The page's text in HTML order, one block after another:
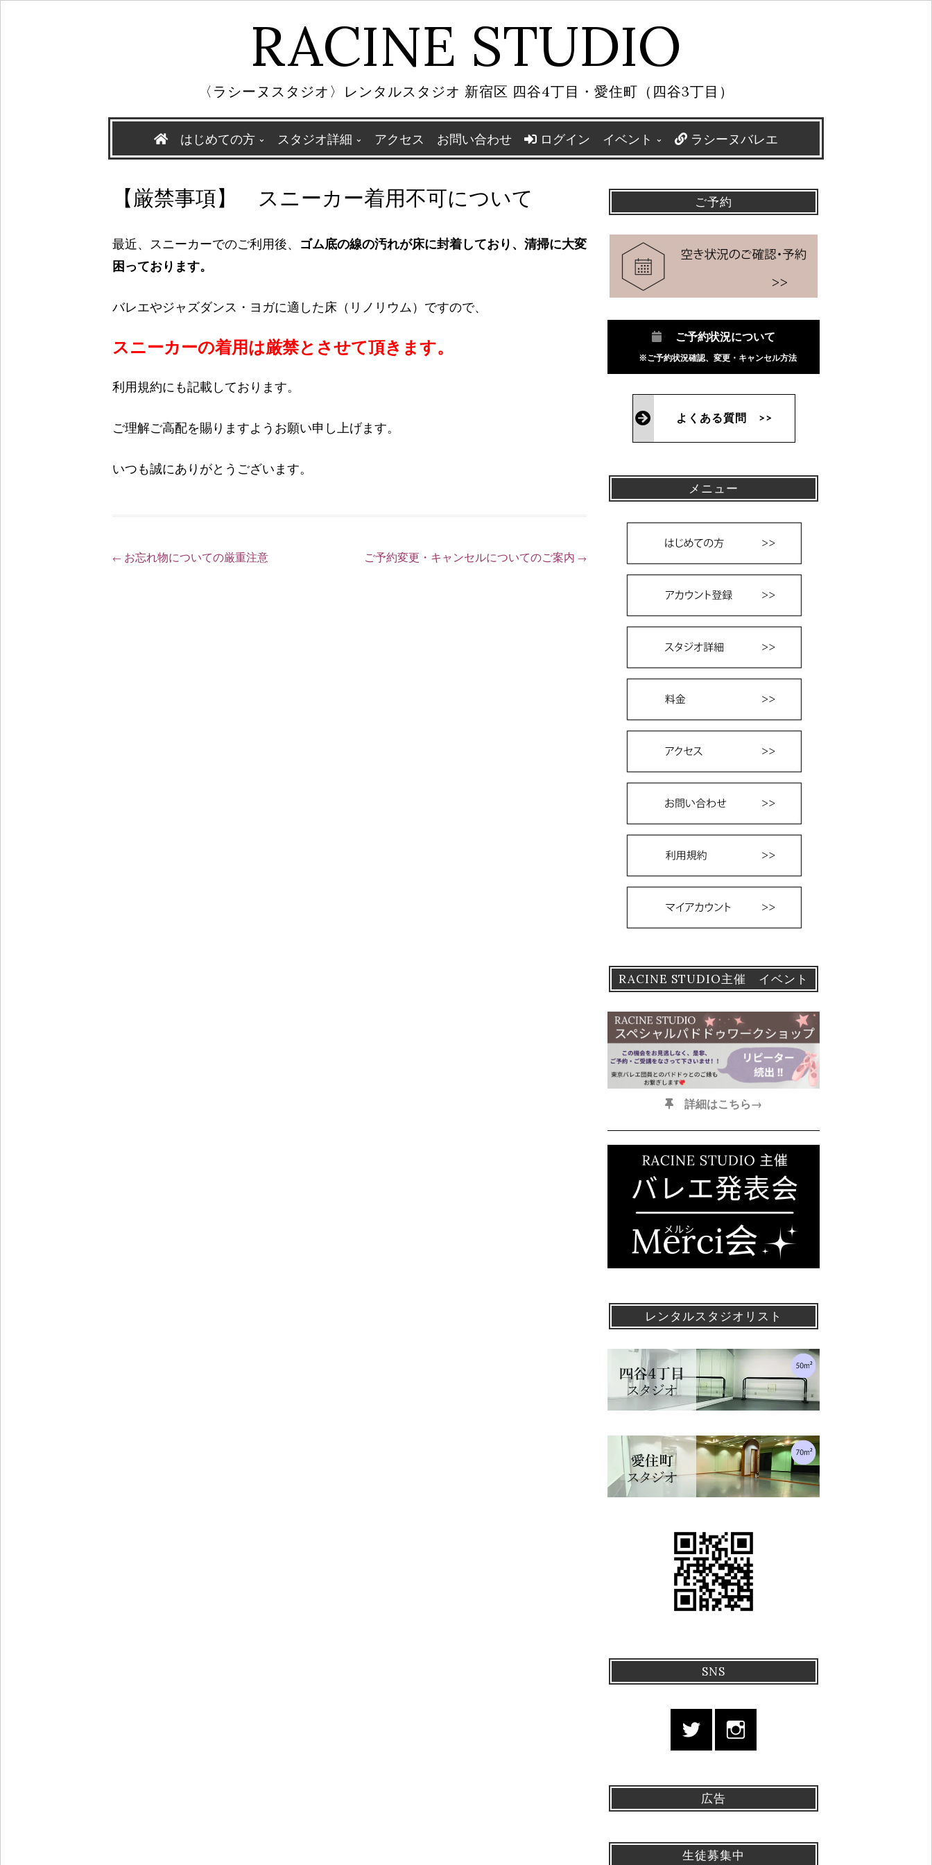
RACINE STUDIO
〈ラシーヌスタジオ〉レンタルスタジオ 新宿区 四谷4丁目・愛住町（四谷3丁目）
to
はじめての方 スタジオ詳細 アクセス お問い合わせ ログイン イベント ラシーヌバレエ
【厳禁事項】 スニーカー着用不可について
最近、スニーカーでのご利用後、 ゴム底の線の汚れが床に封着しており、清掃に大変
困っております。
バレエやジャズダンス・ヨガに適した床（リノリウム）ですので、
スニーカーの着用は厳禁とさせて頂きます。
利用規約にも記載しております。
ご理解ご高配を賜りますようお願い申し上げます。
いつも誠にありがとうございます。
Post
← お忘れ物についての厳重注意 ご予約変更・キャンセルについてのご案内 →
ご予約
ご予約状況について
※ご予約状況確認、変更・キャンセル方法
よくある質問 >>
メニュー
RACINE STUDIO主催 イベント
詳細はこちら→
レンタルスタジオリスト
SNS
広告
生徒募集中